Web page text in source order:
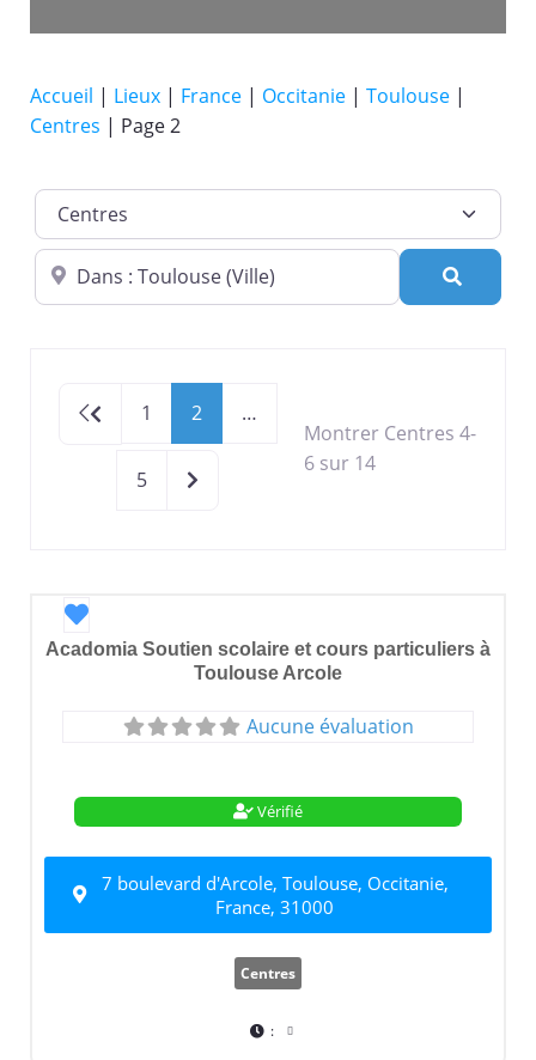
Accueil | Lieux | France | Occitanie | Toulouse |
Centres | Page 2
Catégorie de lieu
Dans quelle ville ?
Newer posts
1 2 …
5 Older posts
Montrer Centres 4-
6 sur 14
Favori
Acadomia Soutien scolaire et cours particuliers à
Toulouse Arcole
Aucune évaluation
Vérifié
7 boulevard d'Arcole, Toulouse, Occitanie,
France, 31000
Centres
: